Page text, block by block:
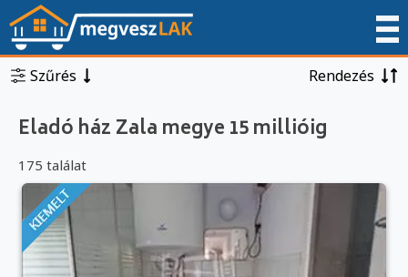
Szűrés Rendezés
Eladó ház Zala megye 15 millióig
175 találat